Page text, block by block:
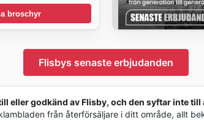
broschyr
Flisbys senaste erbjudanden
eller godkänd av Flisby, och den syftar inte
från återförsäljare i ditt område, allt